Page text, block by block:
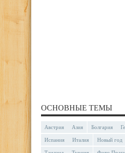
ОСНОВНЫЕ ТЕМЫ
Австрия Азия Болгария
Испания Италия Новый год